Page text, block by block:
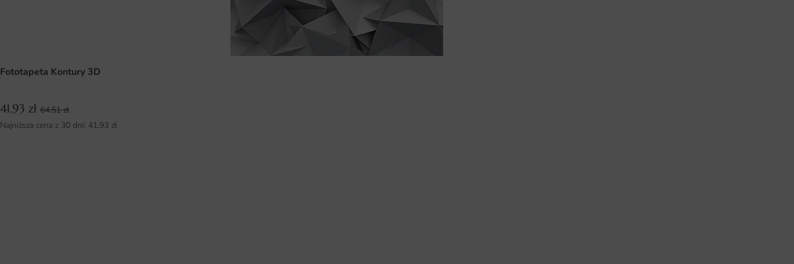
elegancka stylistyka z nutą secesji
uniwersalny motyw do wielu aranżacji
Fototapeta Kontury 3D
41.93 zł 64.51zł
Najniższa cena z 30 dni: 41.93 zł